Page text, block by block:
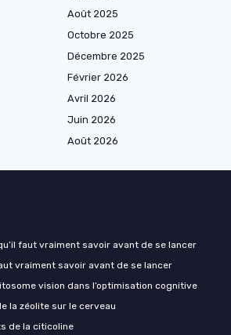
Août 2025
Octobre 2025
Décembre 2025
Février 2026
Avril 2026
Juin 2026
Août 2026
faut vraiment savoir avant de se lancer
vraiment savoir avant de se lancer
vision dans l’optimisation cognitive
la zéolite sur le cerveau
de la citicoline